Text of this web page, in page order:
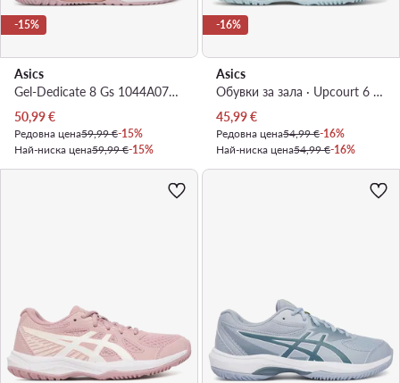
-15%
Asics
Gel-Dedicate 8 Gs 1044A077 · Обувки за тенис
Актуална цена
50,99€
Редовна цена59,99 €-15%
Най-ниска цена59,99 €-15%
-16%
Asics
Обувки за зала · Upcourt 6 Gs 1074A045 · Син
Актуална цена
45,99€
Редовна цена54,99 €-16%
Най-ниска цена54,99 €-16%